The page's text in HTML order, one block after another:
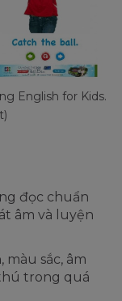
English for Kids.
đọc chuẩn
âm và luyện
màu sắc, âm
trong quá